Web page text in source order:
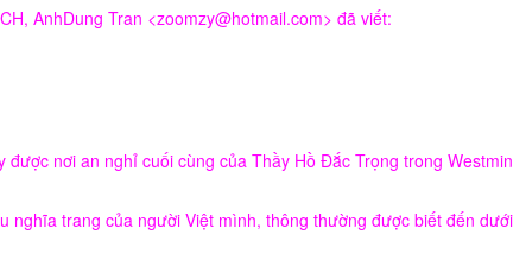
AnhDung Tran <zoomzy@hotmail.com> đã viết:
nơi an nghỉ cuối cùng của Thầy Hồ Đắc Trọng trong
nghĩa trang của người Việt mình, thông thường được biết đến